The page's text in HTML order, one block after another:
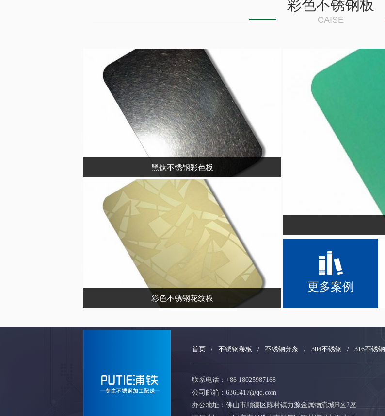
彩色不锈钢板
CAISE
黑钛不锈钢彩色板
彩色不锈钢花纹板
更多案例
首页 / 不锈钢卷板 / 不锈钢分条 / 304不锈钢 / 316不锈钢
联系电话：+86 18025987168
公司邮箱：6365417@qq.com
办公地址：佛山市顺德区陈村镇力源金属物流城H区2座